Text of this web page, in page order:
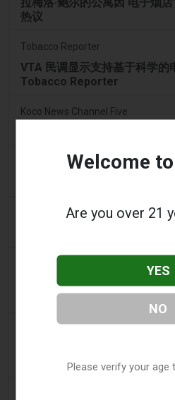
热议
Tobacco Reporter
VTA 民调显示支持基于科学的
Tobacco Reporter
Koco News Channel Five
Daily Record
大多数航空公司“禁止”放入托
全打包方法”
Posh 协议加强了伊利诺伊州
Welcome
Are you over 21
YES
NO
Please verify your age